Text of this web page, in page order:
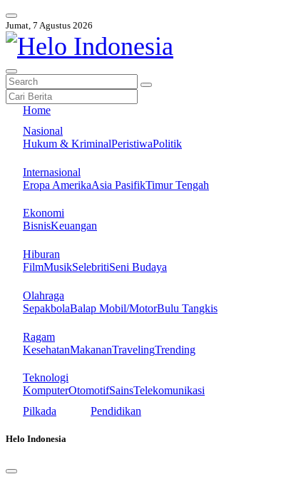
Jumat, 7 Agustus 2026
Home
Nasional
Hukum & KriminalPeristiwaPolitik
Internasional
Eropa AmerikaAsia PasifikTimur Tengah
Ekonomi
BisnisKeuangan
Hiburan
FilmMusikSelebritiSeni Budaya
Olahraga
SepakbolaBalap Mobil/MotorBulu Tangkis
Ragam
KesehatanMakananTravelingTrending
Teknologi
KomputerOtomotifSainsTelekomunikasi
Pilkada
Pendidikan
Helo Indonesia